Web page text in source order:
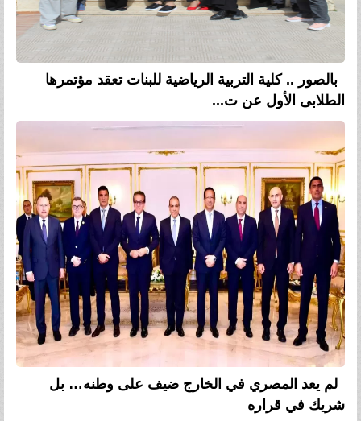
بالصور .. كلية التربية الرياضية للبنات تعقد مؤتمرها
الطلابى الأول عن ت...
لم يعد المصري في الخارج ضيف على وطنه… بل
شريك في قراره